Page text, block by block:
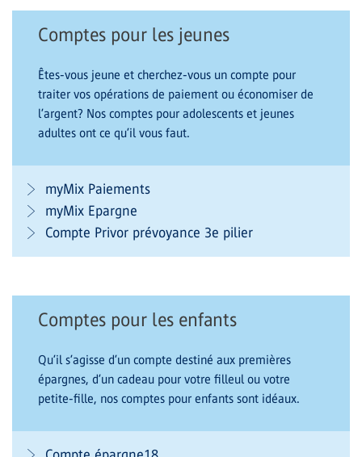
Comptes pour les jeunes
Êtes-vous jeune et cherchez-vous un compte pour
traiter vos opérations de paiement ou économiser de
l’argent? Nos comptes pour adolescents et jeunes
adultes ont ce qu’il vous faut.
myMix Paiements
myMix Epargne
Compte Privor prévoyance 3e pilier
Comptes pour les enfants
Qu’il s’agisse d’un compte destiné aux premières
épargnes, d’un cadeau pour votre filleul ou votre
petite-fille, nos comptes pour enfants sont idéaux.